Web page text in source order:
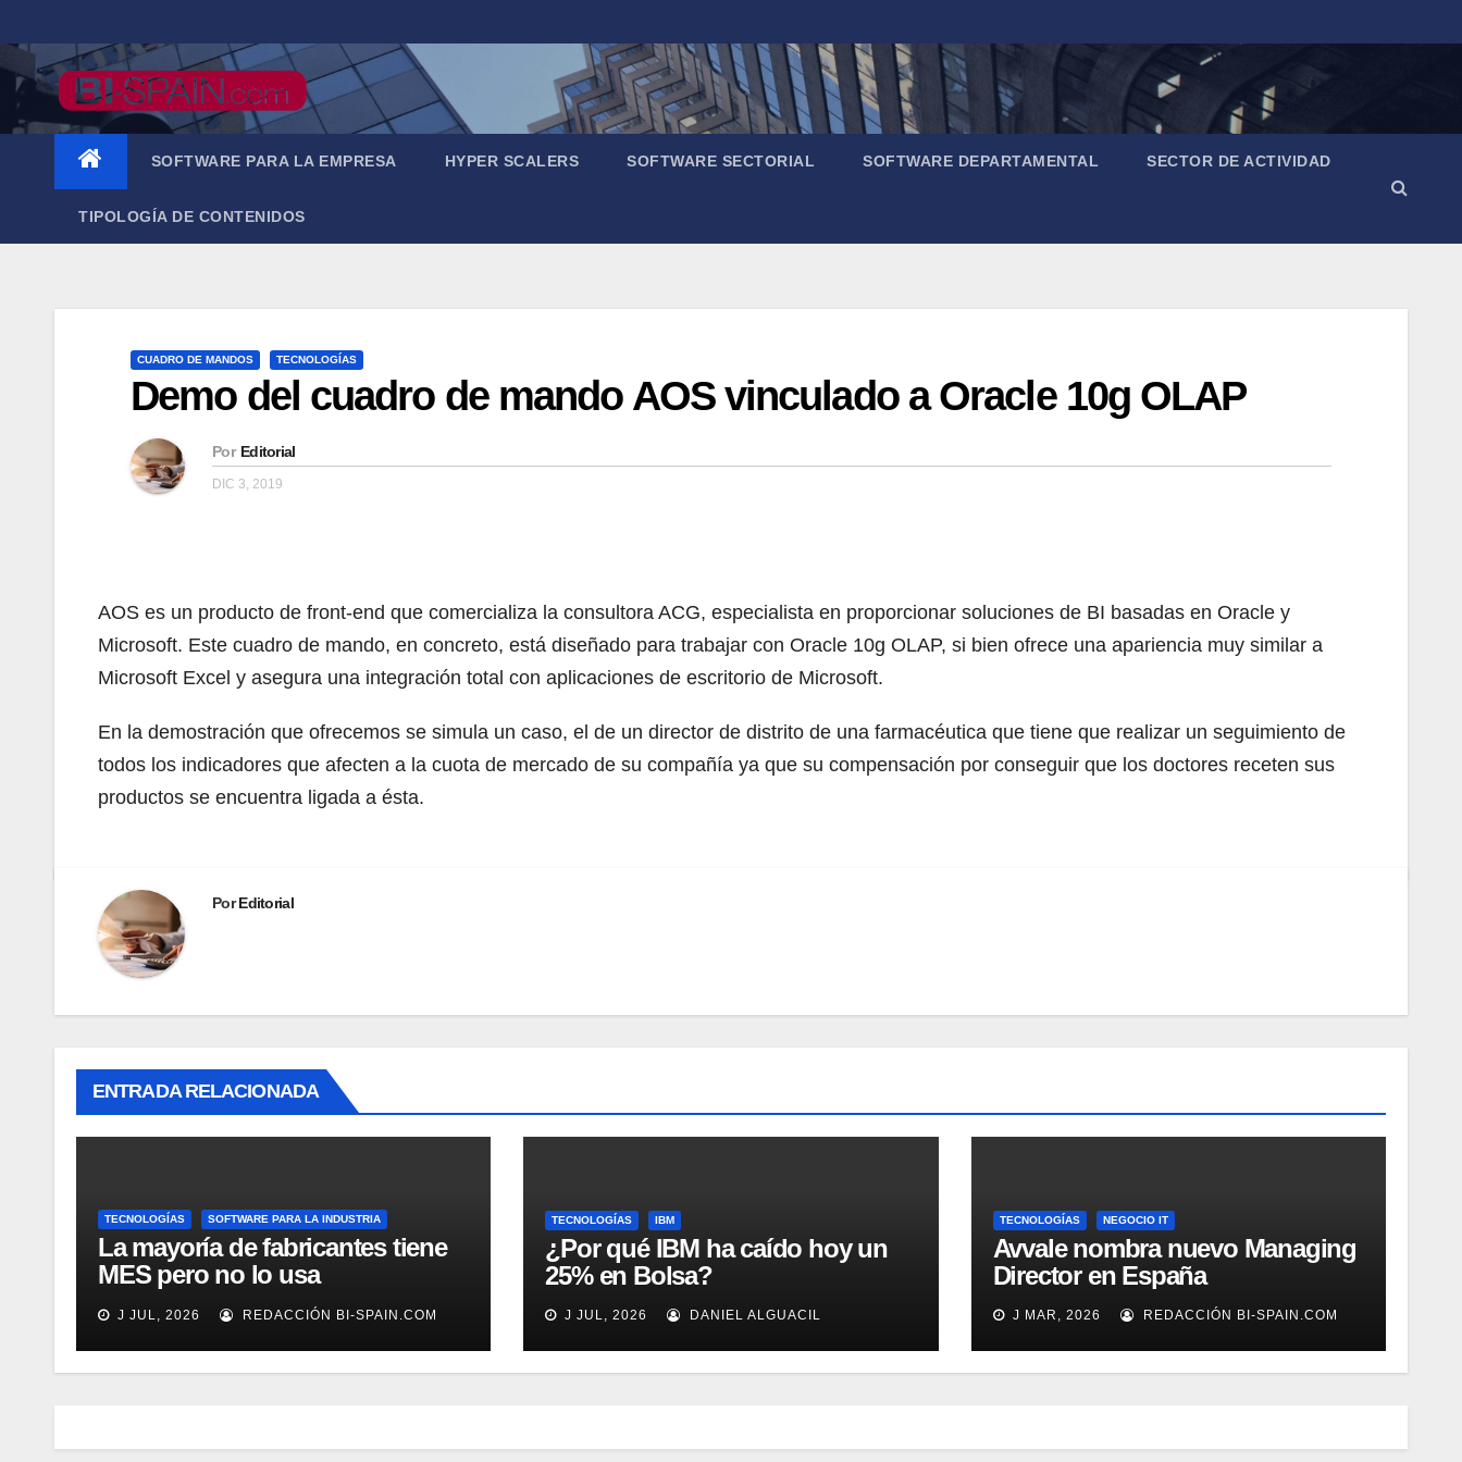
al
contenido
SOFTWARE PARA LA EMPRESA HYPER SCALERS SOFTWARE SECTORIAL SOFTWARE DEPARTAMENTAL SECTOR DE ACTIVIDAD
TIPOLOGÍA DE CONTENIDOS
CUADRO DE MANDOS TECNOLOGÍAS
Demo del cuadro de mando AOS vinculado a Oracle 10g OLAP
Por Editorial
DIC 3, 2019
AOS es un producto de front-end que comercializa la consultora ACG, especialista en proporcionar soluciones de BI basadas en Oracle y
Microsoft. Este cuadro de mando, en concreto, está diseñado para trabajar con Oracle 10g OLAP, si bien ofrece una apariencia muy similar a
Microsoft Excel y asegura una integración total con aplicaciones de escritorio de Microsoft.
En la demostración que ofrecemos se simula un caso, el de un director de distrito de una farmacéutica que tiene que realizar un seguimiento de
todos los indicadores que afecten a la cuota de mercado de su compañía ya que su compensación por conseguir que los doctores receten sus
productos se encuentra ligada a ésta.
PorEditorial
ENTRADA RELACIONADA
TECNOLOGÍAS SOFTWARE PARA LA INDUSTRIA
La mayoría de fabricantes tiene
MES pero no lo usa
adecuadamente, según Rockwell
Automation
J JUL, 2026 REDACCIÓN BI-SPAIN.COM
TECNOLOGÍAS IBM
¿Por qué IBM ha caído hoy un
25% en Bolsa?
J JUL, 2026 DANIEL ALGUACIL
TECNOLOGÍAS NEGOCIO IT
Avvale nombra nuevo Managing
Director en España
J MAR, 2026 REDACCIÓN BI-SPAIN.COM